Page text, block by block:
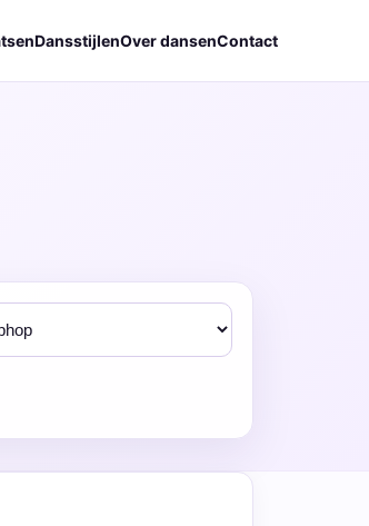
DansstijlenOver dansenContact